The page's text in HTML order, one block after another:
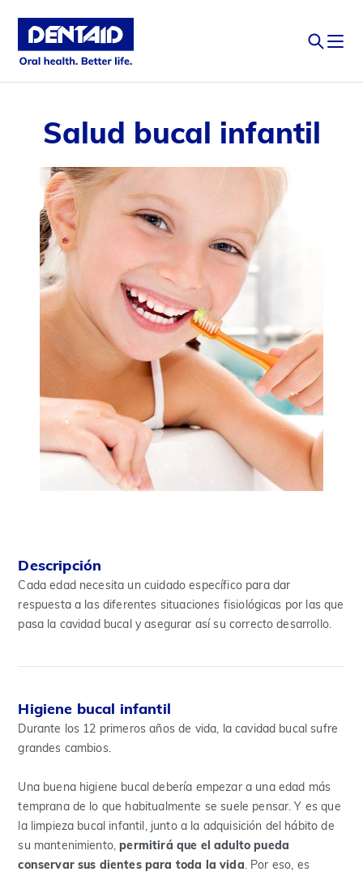
Salud bucal infantil
Descripción
Cada edad necesita un cuidado específico para dar
respuesta a las diferentes situaciones fisiológicas por las que
pasa la cavidad bucal y asegurar así su correcto desarrollo.
Higiene bucal infantil
Durante los 12 primeros años de vida, la cavidad bucal sufre
grandes cambios.
Una buena higiene bucal debería empezar a una edad más
temprana de lo que habitualmente se suele pensar. Y es que
la limpieza bucal infantil, junto a la adquisición del hábito de
su mantenimiento,permitirá que el adulto pueda
conservar sus dientes para toda la vida. Por eso, es